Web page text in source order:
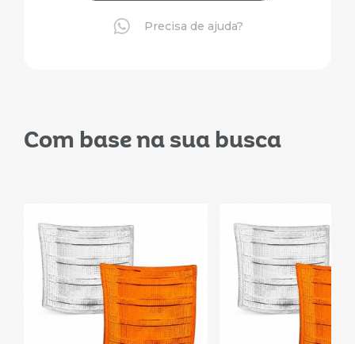
Precisa de ajuda?
Com base na sua busca